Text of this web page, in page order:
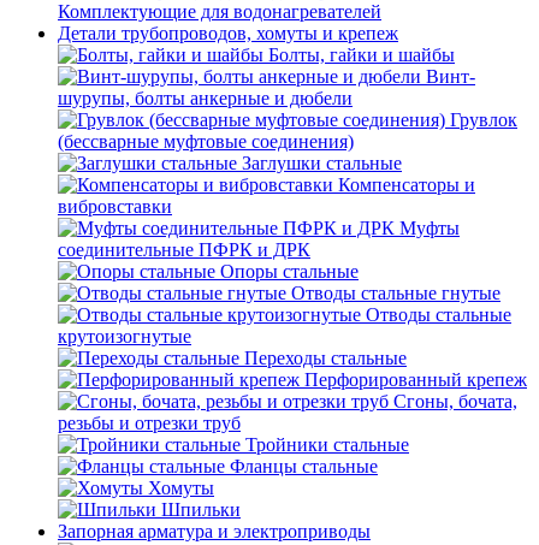
Комплектующие для водонагревателей
Детали трубопроводов, хомуты и крепеж
Болты, гайки и шайбы
Винт-
шурупы, болты анкерные и дюбели
Грувлок
(бессварные муфтовые соединения)
Заглушки стальные
Компенсаторы и
вибровставки
Муфты
соединительные ПФРК и ДРК
Опоры стальные
Отводы стальные гнутые
Отводы стальные
крутоизогнутые
Переходы стальные
Перфорированный крепеж
Сгоны, бочата,
резьбы и отрезки труб
Тройники стальные
Фланцы стальные
Хомуты
Шпильки
Запорная арматура и электроприводы